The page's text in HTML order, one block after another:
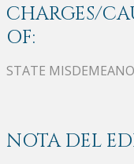
CHARGES/
OF:
STATE
NOTA DEL